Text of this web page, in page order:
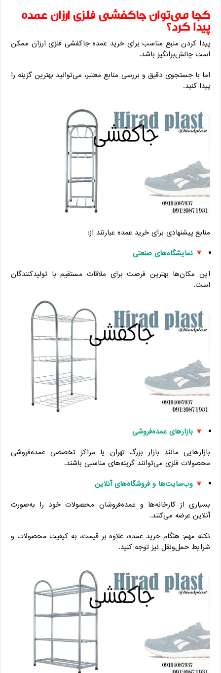
کجا می‌توان جاکفشی فلزی ارزان عمده
پیدا کرد؟
پیدا کردن منبع مناسب برای خرید عمده جاکفشی فلزی ارزان ممکن
است چالش‌برانگیز باشد.
اما با جستجوی دقیق و بررسی منابع معتبر، می‌توانید بهترین گزینه را
پیدا کنید.
منابع پیشنهادی برای خرید عمده عبارتند از:
نمایشگاه‌های صنعتی
این مکان‌ها بهترین فرصت برای ملاقات مستقیم با تولیدکنندگان
است.
بازارهای عمده‌فروشی
بازارهایی مانند بازار بزرگ تهران یا مراکز تخصصی عمده‌فروشی
محصولات فلزی می‌توانند گزینه‌های مناسبی باشند.
وب‌سایت‌ها و فروشگاه‌های آنلاین
بسیاری از کارخانه‌ها و عمده‌فروشان محصولات خود را به‌صورت
آنلاین عرضه می‌کنند.
نکته مهم: هنگام خرید عمده، علاوه بر قیمت، به کیفیت محصولات و
شرایط حمل‌ونقل نیز توجه کنید.